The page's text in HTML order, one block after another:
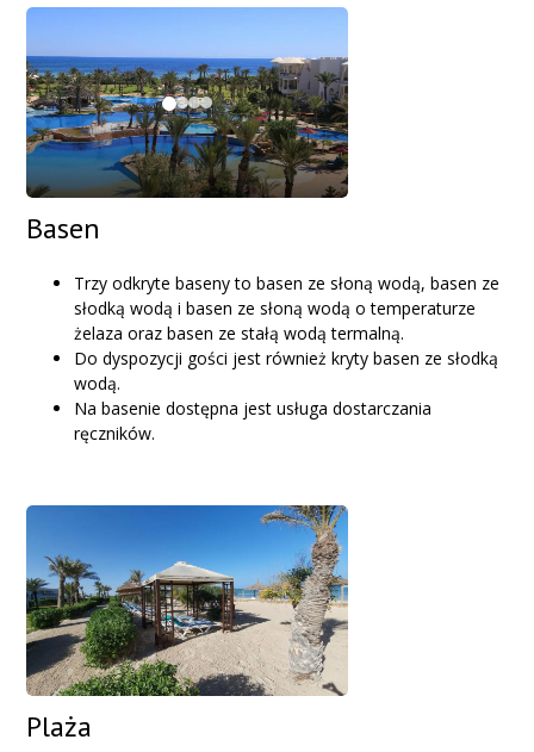
Basen
Trzy odkryte baseny to basen ze słoną wodą, basen ze
słodką wodą i basen ze słoną wodą o temperaturze
żelaza oraz basen ze stałą wodą termalną.
Do dyspozycji gości jest również kryty basen ze słodką
wodą.
Na basenie dostępna jest usługa dostarczania
ręczników.
Plaża